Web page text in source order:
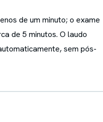
de um minuto; o exame
de 5 minutos. O laudo
sem pós-